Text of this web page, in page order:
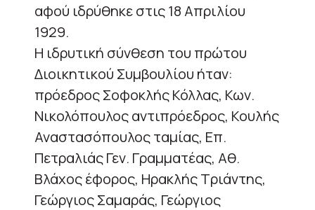
αφού ιδρύθηκε στις 18 Απριλίου
1929.
Η ιδρυτική σύνθεση του πρώτου
Διοικητικού Συμβουλίου ήταν:
πρόεδρος Σοφοκλής Κόλλας, Κων.
Νικολόπουλος αντιπρόεδρος, Κουλής
Αναστασόπουλος ταμίας, Επ.
Πετραλιάς Γεν. Γραμματέας, Αθ.
Βλάχος έφορος, Ηρακλής Τριάντης,
Γεώργιος Σαμαράς, Γεώργιος